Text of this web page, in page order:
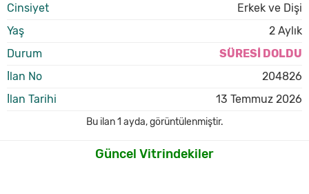
Cinsiyet
Erkek ve Dişi
Yaş
2 Aylık
Durum
SÜRESİ DOLDU
İlan No
204826
İlan Tarihi
13 Temmuz 2026
Bu ilan1 ayda,görüntülenmiştir.
Güncel Vitrindekiler